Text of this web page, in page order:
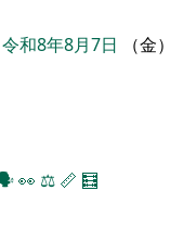
令和8年8月7日 （金）
👀 ⚖️ 📏 🧮